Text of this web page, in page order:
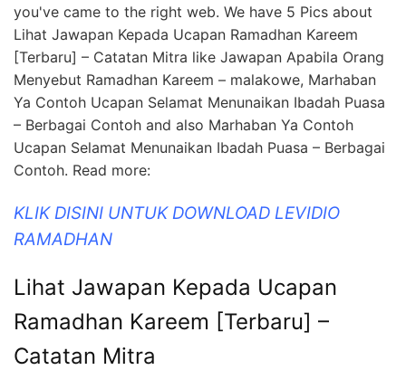
you've came to the right web. We have 5 Pics about
Lihat Jawapan Kepada Ucapan Ramadhan Kareem
[Terbaru] – Catatan Mitra like Jawapan Apabila Orang
Menyebut Ramadhan Kareem – malakowe, Marhaban
Ya Contoh Ucapan Selamat Menunaikan Ibadah Puasa
– Berbagai Contoh and also Marhaban Ya Contoh
Ucapan Selamat Menunaikan Ibadah Puasa – Berbagai
Contoh. Read more:
KLIK DISINI UNTUK DOWNLOAD LEVIDIO
RAMADHAN
Lihat Jawapan Kepada Ucapan
Ramadhan Kareem [Terbaru] –
Catatan Mitra